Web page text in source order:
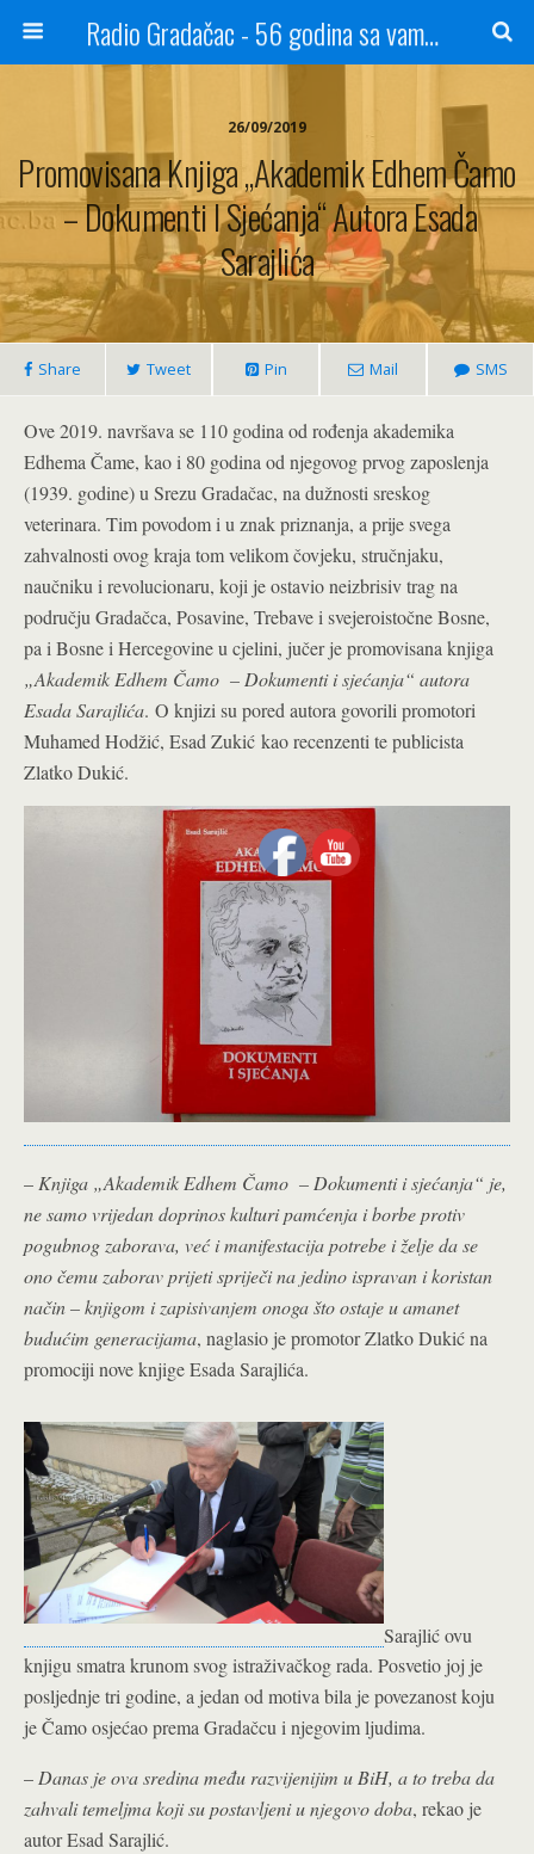
Radio Gradačac - 56 godina sa vama...
26/09/2019
Promovisana Knjiga „Akademik Edhem Čamo
– Dokumenti I Sjećanja“ Autora Esada
Sarajlića
Share Tweet Pin Mail SMS
Ove 2019. navršava se 110 godina od rođenja akademika
Edhema Čame, kao i 80 godina od njegovog prvog zaposlenja
(1939. godine) u Srezu Gradačac, na dužnosti sreskog
veterinara. Tim povodom i u znak priznanja, a prije svega
zahvalnosti ovog kraja tom velikom čovjeku, stručnjaku,
naučniku i revolucionaru, koji je ostavio neizbrisiv trag na
području Gradačca, Posavine, Trebave i svejeroistočne Bosne,
pa i Bosne i Hercegovine u cjelini, jučer je promovisana knjiga
„Akademik Edhem Čamo – Dokumenti i sjećanja“ autora
Esada Sarajlića. O knjizi su pored autora govorili promotori
Muhamed Hodžić, Esad Zukić kao recenzenti te publicista
Zlatko Dukić.
– Knjiga „Akademik Edhem Čamo – Dokumenti i sjećanja“ je,
ne samo vrijedan doprinos kulturi pamćenja i borbe protiv
pogubnog zaborava, već i manifestacija potrebe i želje da se
ono čemu zaborav prijeti spriječi na jedino ispravan i koristan
način – knjigom i zapisivanjem onoga što ostaje u amanet
budućim generacijama, naglasio je promotor Zlatko Dukić na
promociji nove knjige Esada Sarajlića.
Sarajlić ovu
knjigu smatra krunom svog istraživačkog rada. Posvetio joj je
posljednje tri godine, a jedan od motiva bila je povezanost koju
je Čamo osjećao prema Gradačcu i njegovim ljudima.
–Danas je ova sredina među razvijenijim u BiH, a to treba da
zahvali temeljma koji su postavljeni u njegovo doba, rekao je
autor Esad Sarajlić.